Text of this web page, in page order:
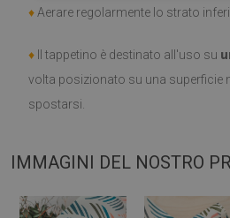
♦ Aerare regolarmente lo strato
♦ Il tappetino è destinato all'uso su
volta posizionato su una superficie
spostarsi.
IMMAGINI DEL NOSTRO